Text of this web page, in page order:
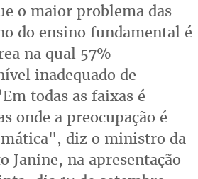
o maior problema das
do ensino fundamental é
na qual 57%
inadequado de
todas as faixas é
onde a preocupação é
diz o ministro da
Janine, na apresentação